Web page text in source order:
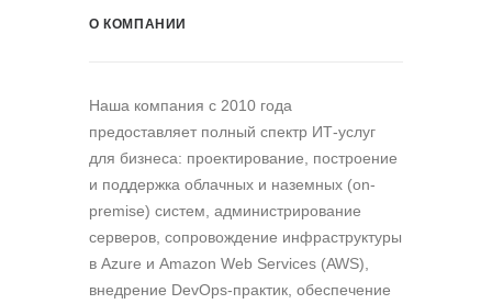
О КОМПАНИИ
Наша компания c 2010 года
предоставляет полный спектр ИТ-услуг
для бизнеса: проектирование, построение
и поддержка облачных и наземных (on-
premise) систем, администрирование
серверов, сопровождение инфраструктуры
в Azure и Amazon Web Services (AWS),
внедрение DevOps-практик, обеспечение